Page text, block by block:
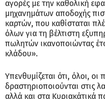
αγορές με την καθολική
μηχανημάτων αποδοχής
καρτών, που καθίσταται
όλων για τη βέλτιστη
πωλητών ικανοποιώντας
κλάδου».
Υπενθυμίζεται ότι, όλοι,
δραστηριοποιούνται στις
αλλά και στα Κυριακάτικά